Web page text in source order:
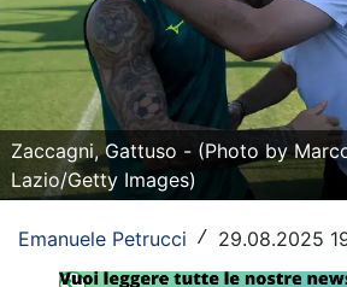
Champions League
Europa League
Altri Sport
Formula 1
Tennis
Zaccagni, Gattuso - (Photo by
Lazio/Getty Images)
Emanuele Petrucci / 29.08.2025